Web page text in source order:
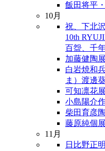
飯田将平
10月
祝、下北
10th
百盌、千
加藤健陶展
白岩焼和
ま）渡邊
可知凛花
小島陽介
柴田育彦
藤原純個展
11月
日比野正